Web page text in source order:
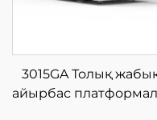
3015GA Толық
айырбас